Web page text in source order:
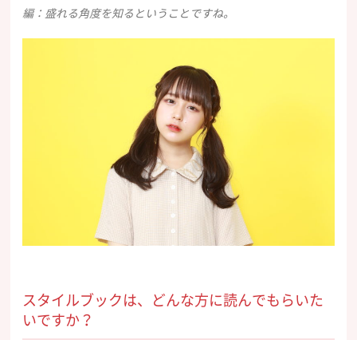
編：盛れる角度を知るということですね。
スタイルブックは、どんな方に読んでもらいた
いですか？